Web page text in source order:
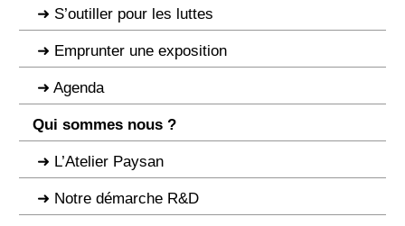
S’outiller pour les luttes
Emprunter une exposition
Agenda
Qui sommes nous ?
L’Atelier Paysan
Notre démarche R&D